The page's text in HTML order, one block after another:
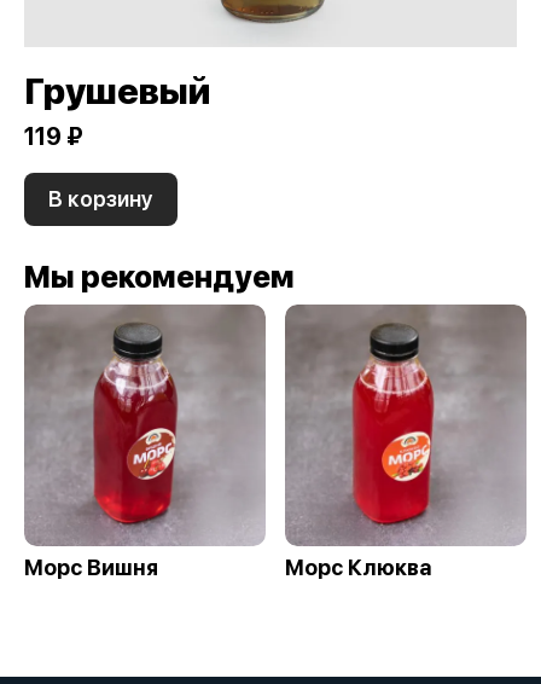
Грушевый
119 ₽
В корзину
Мы рекомендуем
Морс Вишня Морс Клюква